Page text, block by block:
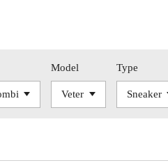
Model Type